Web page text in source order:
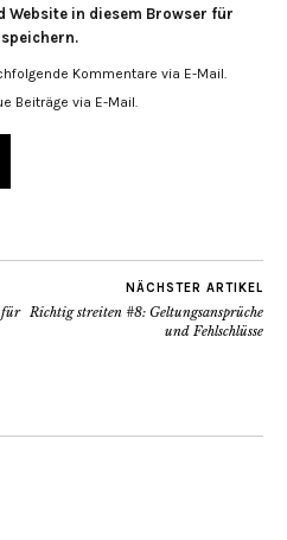
Website in diesem Browser für
Kommentare via E-Mail.
Beiträge via E-Mail.
für
NÄCHSTER ARTIKEL
Richtig streiten #8: Geltungsansprüche
und Fehlschlüsse